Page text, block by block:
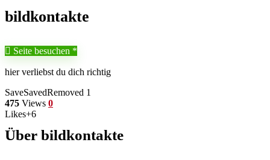
bildkontakte
Seite besuchen
hier verliebst du dich richtig
SaveSavedRemoved 1
475 Views 0
Likes+6
Über bildkontakte